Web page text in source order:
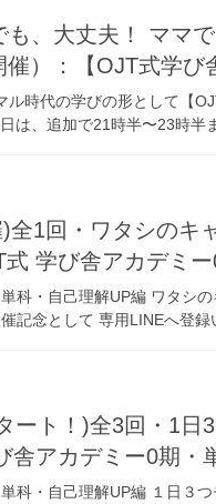
、大丈夫！ ママ
）：【OJT式学
ル時代の学びの形として【
は、追加で21時半〜23時
全1回・ワタシのキ
学び舎アカデミ
科・自己理解UP編 ワタシ
記念として 専用LINEへ登
ート！)全3回・1
舎アカデミー0期・
科・自己理解UP編 １日３